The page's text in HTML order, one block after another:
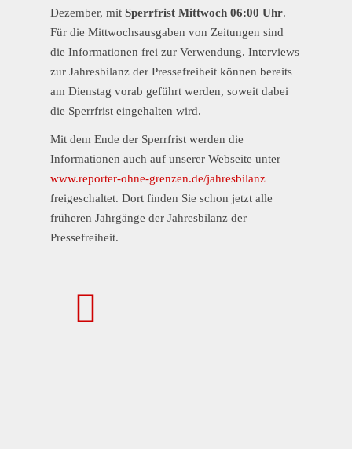
Dezember, mitSperrfrist Mittwoch 06:00 Uhr.
Für die Mittwochsausgaben von Zeitungen sind
die Informationen frei zur Verwendung. Interviews
zur Jahresbilanz der Pressefreiheit können bereits
am Dienstag vorab geführt werden, soweit dabei
die Sperrfrist eingehalten wird.
Mit dem Ende der Sperrfrist werden die
Informationen auch auf unserer Webseite unter
www.reporter-ohne-grenzen.de/jahresbilanz
freigeschaltet. Dort finden Sie schon jetzt alle
früheren Jahrgänge der Jahresbilanz der
Pressefreiheit.